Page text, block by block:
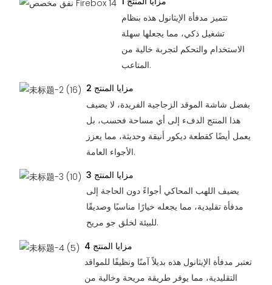
تتميز مدفأة الإيثانول هذه بنظام
تشغيل ذكي، مما يجعلها سهلة
الاستخدام والتحكم لتجربة خالية من
المتاعب.
مزايا المنتج 2
بفضل شاشة الموقد الزجاجية الفريدة، لا يضيف
هذا المنتج الدفء إلى أي مساحة فحسب، بل
يعمل أيضًا كقطعة ديكور أنيقة وحديثة، مما يعزز
الأجواء العامة.
مزايا المنتج 3
يضيف اللهب المحاكي أجواءً دون الحاجة إلى
مدفأة تقليدية، مما يجعله خيارًا مناسبًا وصديقًا
للبيئة لخلق جو مريح.
مزايا المنتج 4
تعتبر مدفأة الإيثانول هذه بديلاً آمنًا ونظيفًا للمواقد
التقليدية، مما يوفر طريقة مريحة وخالية من